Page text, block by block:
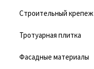
Строительный крепеж
Тротуарная плитка
Фасадные материалы